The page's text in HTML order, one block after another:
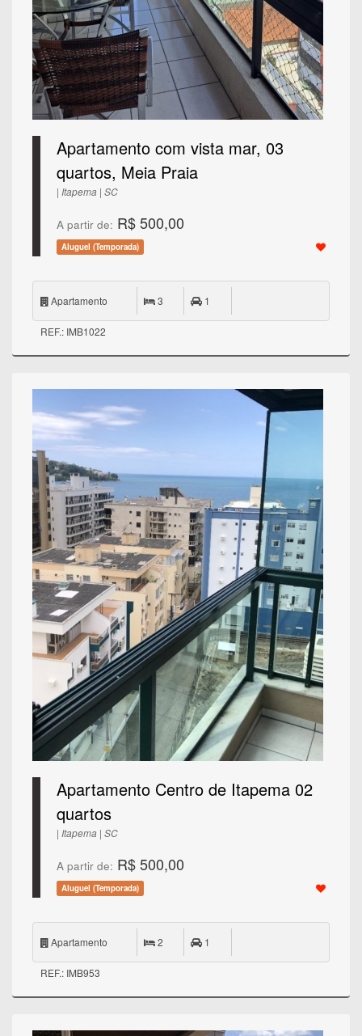
Apartamento com vista mar, 03
quartos, Meia Praia
| Itapema | SC
A partir de: R$ 500,00
Aluguel (Temporada)
Apartamento 3 1
REF.: IMB1022
Apartamento Centro de Itapema 02
quartos
| Itapema | SC
A partir de: R$ 500,00
Aluguel (Temporada)
Apartamento 2 1
REF.: IMB953